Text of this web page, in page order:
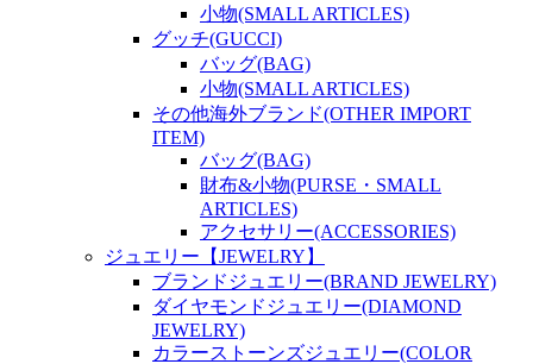
小物(SMALL ARTICLES)
グッチ(GUCCI)
バッグ(BAG)
小物(SMALL ARTICLES)
その他海外ブランド(OTHER IMPORT
ITEM)
バッグ(BAG)
財布&小物(PURSE・SMALL
ARTICLES)
アクセサリー(ACCESSORIES)
ジュエリー【JEWELRY】
ブランドジュエリー(BRAND JEWELRY)
ダイヤモンドジュエリー(DIAMOND
JEWELRY)
カラーストーンズジュエリー(COLOR